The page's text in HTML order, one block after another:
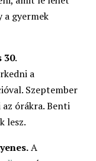
gyermek
30.
a
Szeptember
órákra. Benti
lesz.
A